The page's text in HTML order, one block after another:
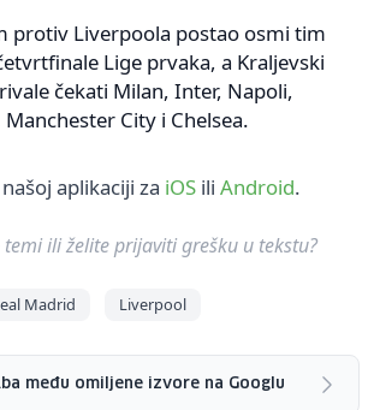
protiv Liverpoola postao osmi tim
Lige prvaka, a Kraljevski
čekati Milan, Inter, Napoli,
City i Chelsea.
aplikaciji za iOS ili Android.
temi ili želite prijaviti grešku u tekstu?
Madrid Liverpool
među omiljene izvore na Googlu